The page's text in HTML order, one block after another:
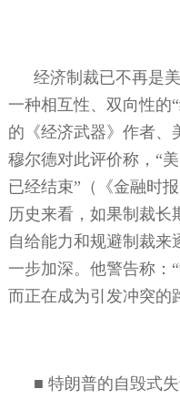
经济制裁已不再是
一种相互性、双向性的
的《经济武器》作者、
穆尔德对此评价称，“
已经结束”（《金融时
历史来看，如果制裁长
自给能力和规避制裁来
一步加深。他警告称：
而正在成为引发冲突的
■ 特朗普的自毁式